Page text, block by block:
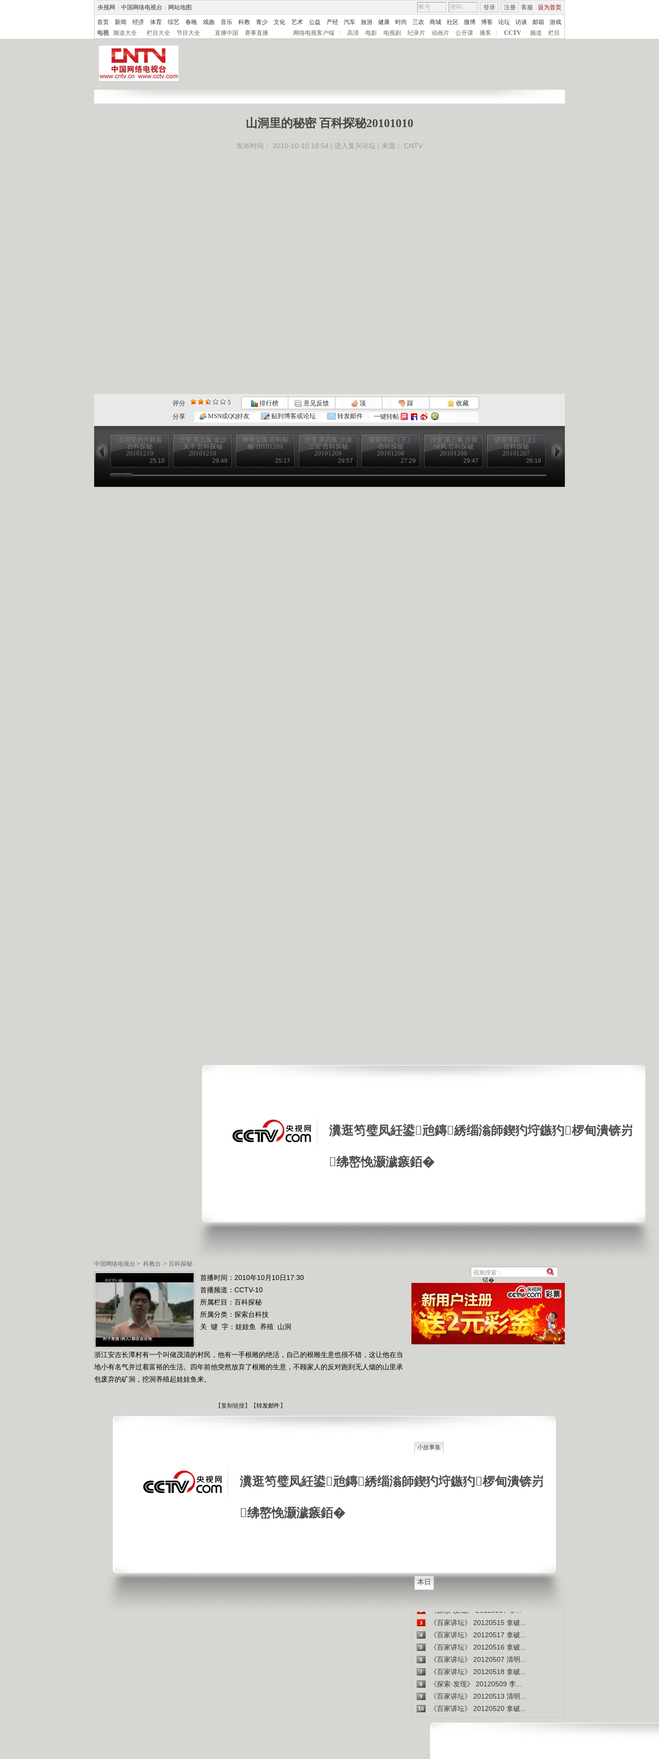
央视网 中国网络电视台 网站地图 客服 设为首页
登录 注册
首页 新闻 经济 体育 综艺 春晚 戏曲 音乐 科教 青少 文化 艺术 公益 产经 汽车 旅游 健康 时尚 三农 商城 社区 微博 博客 论坛 访谈 邮箱
游戏
电视
频道大全 栏目大全 节目大全 直播中国 赛事直播 网络电视客户端 高清 电影 电视剧 纪录片 动画片 公开课 播客 CCTV 频道 栏目
瀵逛笉璧凤紝鍙兘鏄綉缁滃師鍥犳垨鏃犳椤甸潰锛岃
绋嶅悗灏濊瘯銆�
中国网络电视台 > 科教台 > 百科探秘
山洞里的秘密 百科探秘20101010
发布时间： 2010-10-10 18:54 | 进入复兴论坛 | 来源： CNTV
评分 5 排行榜 意见反馈 顶 踩
收藏
分享
MSN或QQ好友 贴到博客或论坛 转发邮件 一键转帖
山洞里的大财富
百科探秘
20101210
25:10
沙变 第五集 金沙
天下 百科探秘
20101210
29:49
神奇宝珠 百科探
秘 20101209
25:17
沙变 第四集 沙漠
三宝 百科探秘
20101209
29:57
谜窟寻踪（下）
百科探秘
20101208
27:29
沙变 第三集 沙原
绿风 百科探秘
20101208
29:47
谜窟寻踪（上）
百科探秘
20101207
26:16
望金 百科探秘
首播时间：2010年10月10日17:30
首播频道： CCTV-10
所属栏目： 百科探秘
所属分类：探索台科技
关 键 字： 娃娃鱼 养殖 山洞
浙江安吉长潭村有一个叫储茂清的村民，他有一手根雕的绝活，自己的根雕生意也很不错，这让他在当
地小有名气并过着富裕的生活。四年前他突然放弃了根雕的生意，不顾家人的反对跑到无人烟的山里承
包废弃的矿洞，挖洞养殖起娃娃鱼来。
【复制链接】【转发邮件 】
瀵逛笉璧凤紝鍙兘鏄綉缁滃師鍥犳垨鏃犳椤甸潰锛岃
绋嶅悗灏濊瘯銆�
锘�
小故事集
德国牧羊犬和草原狼的新结合
选择牧羊犬和狼交配的原因
本日
《探索·发现》 20120507 李...
3 《百家讲坛》 20120515 拿破...
4 《百家讲坛》 20120517 拿破...
5 《百家讲坛》 20120516 拿破...
6 《百家讲坛》 20120507 清明...
7 《百家讲坛》 20120518 拿破...
8 《探索·发现》 20120509 李...
9 《百家讲坛》 20120513 清明...
10 《百家讲坛》 20120520 拿破...